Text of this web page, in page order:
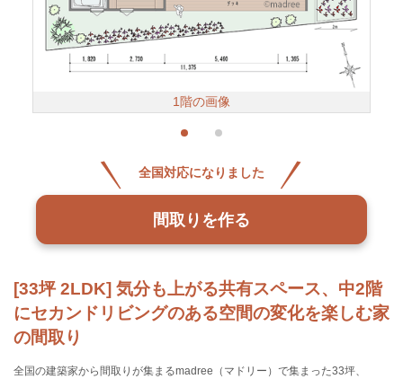
[33坪 2LDK] 気分も上がる共有スペース、中2階
にセカンドリビングのある空間の変化を楽しむ家
の間取り
全国の建築家から間取りが集まるmadree（マドリー）で集まった33坪、
1階の画像
全国対応になりました
間取りを作る